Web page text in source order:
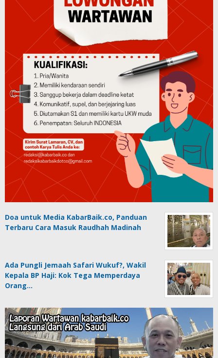
Doa untuk Media KabarBaik.co, Panduan
Terbaru Cara Masuk Raudhah Madinah
Ada Pungli Jemaah Safari Wukuf?, Wakil
Kepala BP Haji: Kok Tega Memperdaya
Orang…